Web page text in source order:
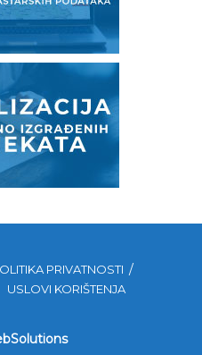
PRIVATNOSTI
USLOVI KORIŠTENJA